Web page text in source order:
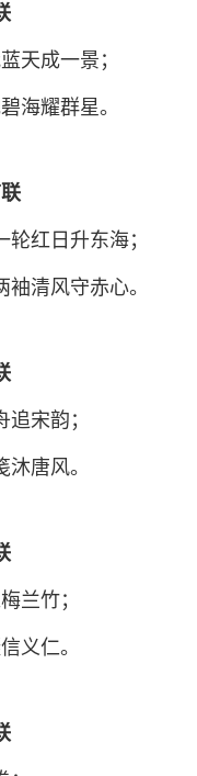
天成一景；
海耀群星。
红日升东海；
清风守赤心。
宋韵；
唐风。
兰竹；
义仁。